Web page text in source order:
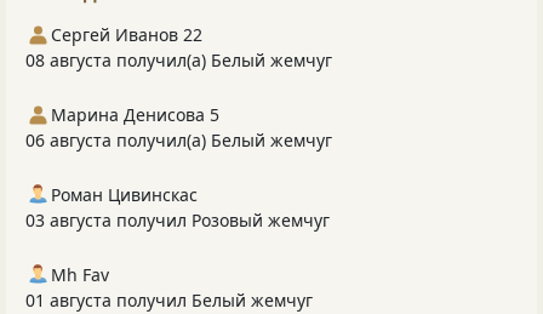
Сергей Иванов 22
08 августа получил(а) Белый жемчуг
Марина Денисова 5
06 августа получил(а) Белый жемчуг
Роман Цивинскас
03 августа получил Розовый жемчуг
Mh Fav
01 августа получил Белый жемчуг